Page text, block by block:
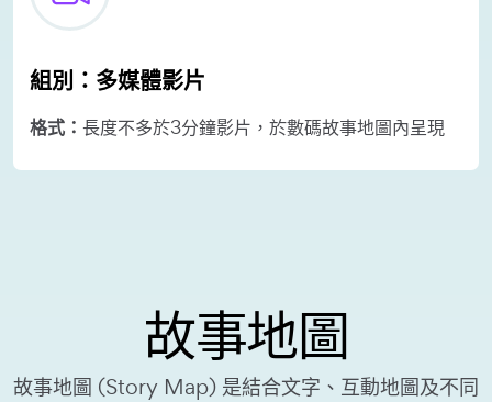
組別： 多媒體影片
格式： 長度不多於3分鐘影片，於數碼故事地圖內呈現
故事地圖
故事地圖 (Story Map) 是結合文字、互動地圖及不同